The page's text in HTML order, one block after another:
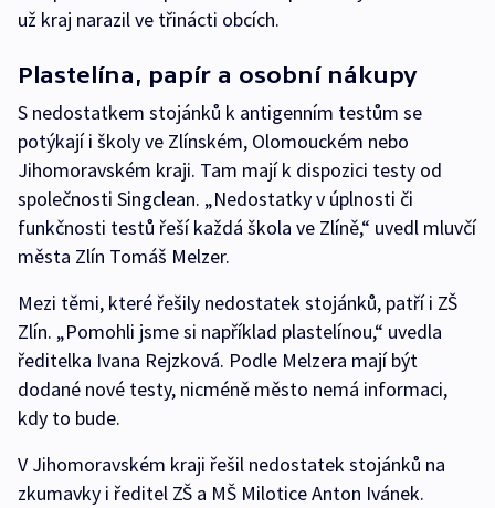
už kraj narazil ve třinácti obcích.
Plastelína, papír a osobní nákupy
S nedostatkem stojánků k antigenním testům se
potýkají i školy ve Zlínském, Olomouckém nebo
Jihomoravském kraji. Tam mají k dispozici testy od
společnosti Singclean. „Nedostatky v úplnosti či
funkčnosti testů řeší každá škola ve Zlíně,“ uvedl mluvčí
města Zlín Tomáš Melzer.
Mezi těmi, které řešily nedostatek stojánků, patří i ZŠ
Zlín. „Pomohli jsme si například plastelínou,“ uvedla
ředitelka Ivana Rejzková. Podle Melzera mají být
dodané nové testy, nicméně město nemá informaci,
kdy to bude.
V Jihomoravském kraji řešil nedostatek stojánků na
zkumavky i ředitel ZŠ a MŠ Milotice Anton Ivánek.